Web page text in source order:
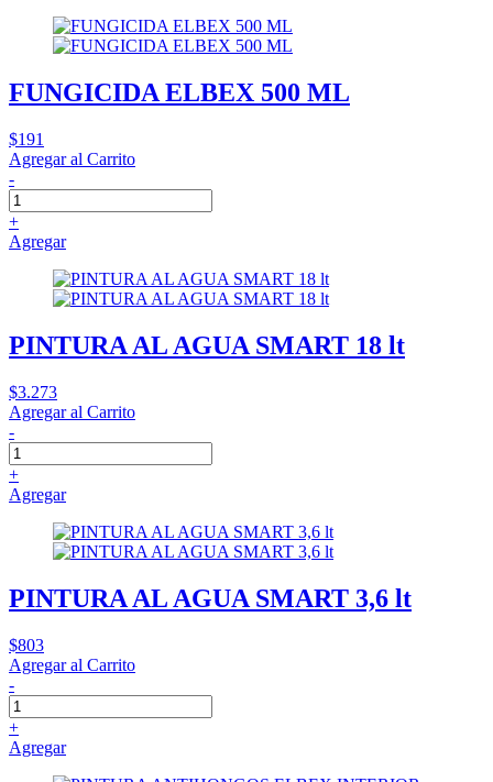
FUNGICIDA ELBEX 500 ML
$191
Agregar al Carrito
-
+
Agregar
PINTURA AL AGUA SMART 18 lt
$3.273
Agregar al Carrito
-
+
Agregar
PINTURA AL AGUA SMART 3,6 lt
$803
Agregar al Carrito
-
+
Agregar